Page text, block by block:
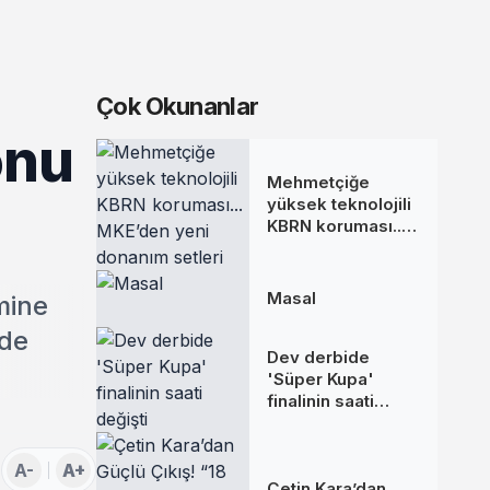
A- A+
Çok Okunanlar
Mehmetçiğe
yüksek teknolojili
KBRN koruması...
Masal
Dev derbide
'Süper Kupa'
finalinin saati